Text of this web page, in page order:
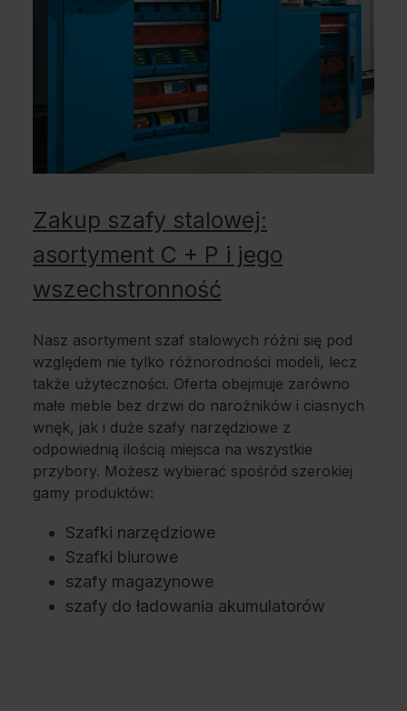
Zakup szafy stalowej:
asortyment C + P i jego
wszechstronność
Nasz asortyment szaf stalowych różni się pod
względem nie tylko różnorodności modeli, lecz
także użyteczności. Oferta obejmuje zarówno
małe meble bez drzwi do narożników i ciasnych
wnęk, jak i duże szafy narzędziowe z
odpowiednią ilością miejsca na wszystkie
przybory. Możesz wybierać spośród szerokiej
gamy produktów:
Szafki narzędziowe
Szafki biurowe
szafy magazynowe
szafy do ładowania akumulatorów